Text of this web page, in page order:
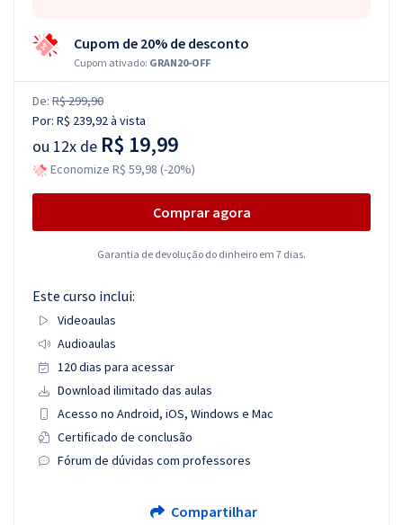
Cupom de 20% de desconto
Cupom ativado: GRAN20-OFF
De: R$ 299,90
Por: R$ 239,92à vista
ou 12x de R$ 19,99
Economize R$ 59,98 (-20%)
Comprar agora
Garantia de devolução do dinheiro em 7 dias.
Este curso inclui:
Videoaulas
Audioaulas
120 dias para acessar
Download ilimitado das aulas
Acesso no Android, iOS, Windows e Mac
Certificado de conclusão
Fórum de dúvidas com professores
Compartilhar